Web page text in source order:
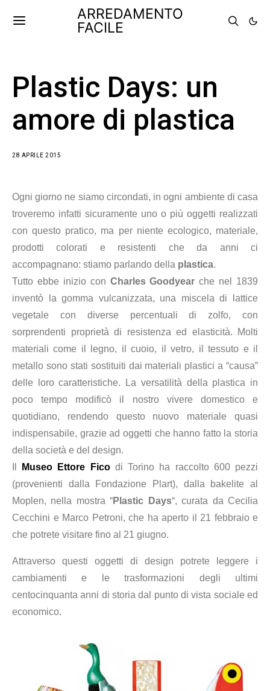
ARREDAMENTO
FACILE
Plastic Days: un
amore di plastica
28 APRILE 2015
Ogni giorno ne siamo circondati, in ogni ambiente di casa
troveremo infatti sicuramente uno o più oggetti realizzati
con questo pratico, ma per niente ecologico, materiale,
prodotti colorati e resistenti che da anni ci
accompagnano: stiamo parlando della plastica.
Tutto ebbe inizio con Charles Goodyear che nel 1839
inventò
la gomma vulcanizzata, una miscela di lattice
vegetale con diverse percentuali di zolfo, con
sorprendenti proprietà di resistenza ed elasticità.
Molti
materiali come il
legno, il cuoio, il vetro, il tessuto e il
metallo sono stati sostituiti dai materiali plastici a “causa”
delle loro caratteristiche.
La versatilità della plastica in
poco tempo modificò il nostro vivere domestico e
quotidiano, rendendo questo nuovo materiale quasi
indispensabile, grazie ad oggetti che hanno fatto la storia
della società e del design.
Museo Ettore Ficodi Torino ha raccolto 600 pezzi
(provenienti dalla Fondazione Plart), dalla bakelite al
Moplen, nella mostra “Plastic Days“, curata da Cecilia
Cecchini e Marco Petroni, che ha aperto il 21 febbraio e
che potrete visitare fino al 21 giugno.
Attraverso questi oggetti di design potrete leggere i
cambiamenti e
le trasformazioni degli ultimi
centocinquanta anni di storia dal punto di vista sociale ed
economico.